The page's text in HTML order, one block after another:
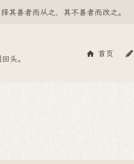
其善者而从之，其不善者而改之。
头。
首页